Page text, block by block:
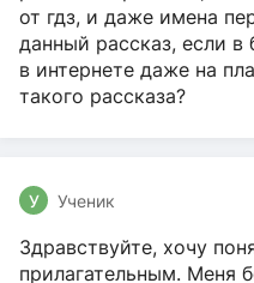
от гдз, и даже имена
данный рассказ, если в
в интернете даже на
такого рассказа?
У Ученик
Здравствуйте, хочу
прилагательным. Меня